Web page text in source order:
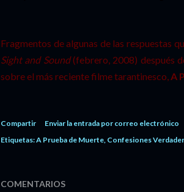
Fragmentos de algunas de las respuestas
Sight and Sound(febrero, 2008) después
sobre el más reciente filme tarantinesco,A
Compartir
Enviar la entrada por correo electrónico
Etiquetas:A Prueba de Muerte Confesiones
COMENTARIOS